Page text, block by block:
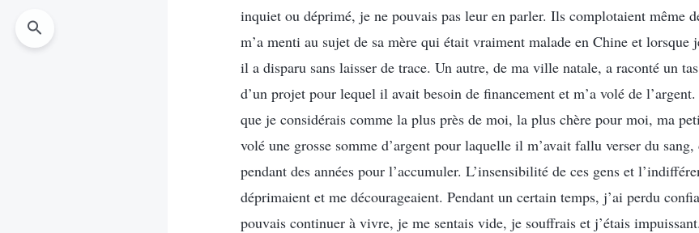
inquiet ou déprimé, je ne pouvais pas leur en parler. Ils complotaient même
m’a menti au sujet de sa mère qui était vraiment malade en Chine et lorsque
il a disparu sans laisser de trace. Un autre, de ma ville natale, a raconté un
d’un projet pour lequel il avait besoin de financement et m’a volé de
que je considérais comme la plus près de moi, la plus chère pour moi, ma
volé une grosse somme d’argent pour laquelle il m’avait fallu verser du
pendant des années pour l’accumuler. L’insensibilité de ces gens et
déprimaient et me décourageaient. Pendant un certain temps, j’ai perdu
pouvais continuer à vivre, je me sentais vide, je souffrais et j’étais